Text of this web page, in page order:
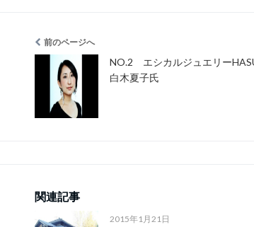
前のページへ
NO.2 エシカルジュエリー
白木夏子氏
関連記事
2015年1月21日